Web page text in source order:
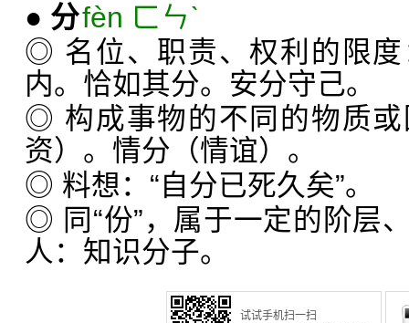
● 分fèn ㄈㄣˋ
◎ 名位、职责、权利的限
内。恰如其分。安分守己。
◎ 构成事物的不同的物质
资）。情分（情谊）。
◎ 料想：“自分已死久矣”。
◎ 同“份”，属于一定的阶层
人：知识分子。
试试手机扫一扫